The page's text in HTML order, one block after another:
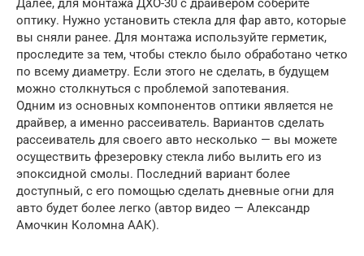
Далее, для монтажа ДХО-30 с драйвером соберите
оптику. Нужно установить стекла для фар авто, которые
вы сняли ранее. Для монтажа используйте герметик,
проследите за тем, чтобы стекло было обработано четко
по всему диаметру. Если этого не сделать, в будущем
можно столкнуться с проблемой запотевания.
Одним из основных компонентов оптики является не
драйвер, а именно рассеиватель. Вариантов сделать
рассеиватель для своего авто несколько — вы можете
осуществить фрезеровку стекла либо вылить его из
эпоксидной смолы. Последний вариант более
доступный, с его помощью сделать дневные огни для
авто будет более легко (автор видео — Александр
Амочкин Коломна ААК).